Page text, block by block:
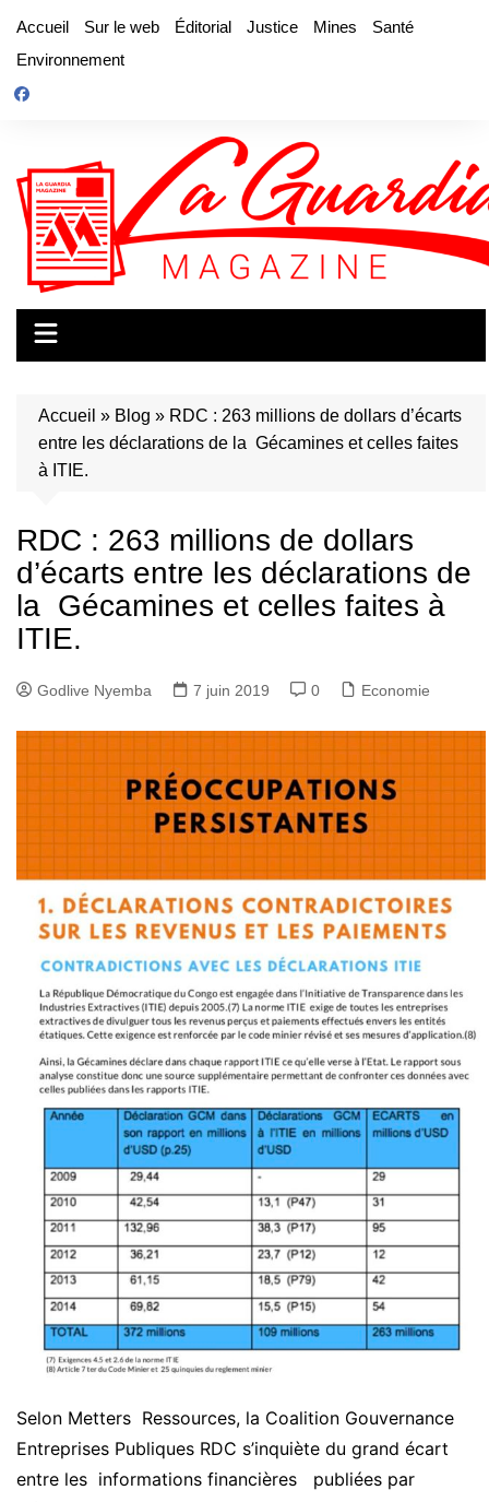
contenu
Accueil Sur le web Éditorial Justice Mines
Santé
Environnement
Accueil » Blog » RDC : 263 millions de dollars d’écarts
entre les déclarations de la Gécamines et celles faites
à ITIE.
RDC : 263 millions de dollars
d’écarts entre les déclarations de
la Gécamines et celles faites à
ITIE.
Godlive Nyemba 7 juin 2019 0 Economie
Selon Metters Ressources, la Coalition Gouvernance
Entreprises Publiques RDC s’inquiète du grand écart
entre les informations financières publiées par